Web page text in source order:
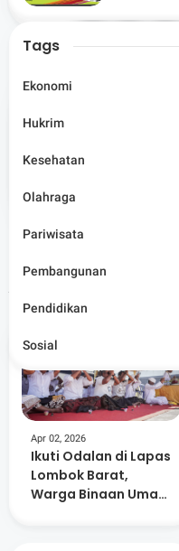
Artikel Terkait
Apr 02, 2026
Ikuti Odalan di Lapas
Lombok Barat,
Warga Binaan Umat
Tags
Ekonomi
Hukrim
Kesehatan
Olahraga
Pariwisata
Pembangunan
Pendidikan
Sosial